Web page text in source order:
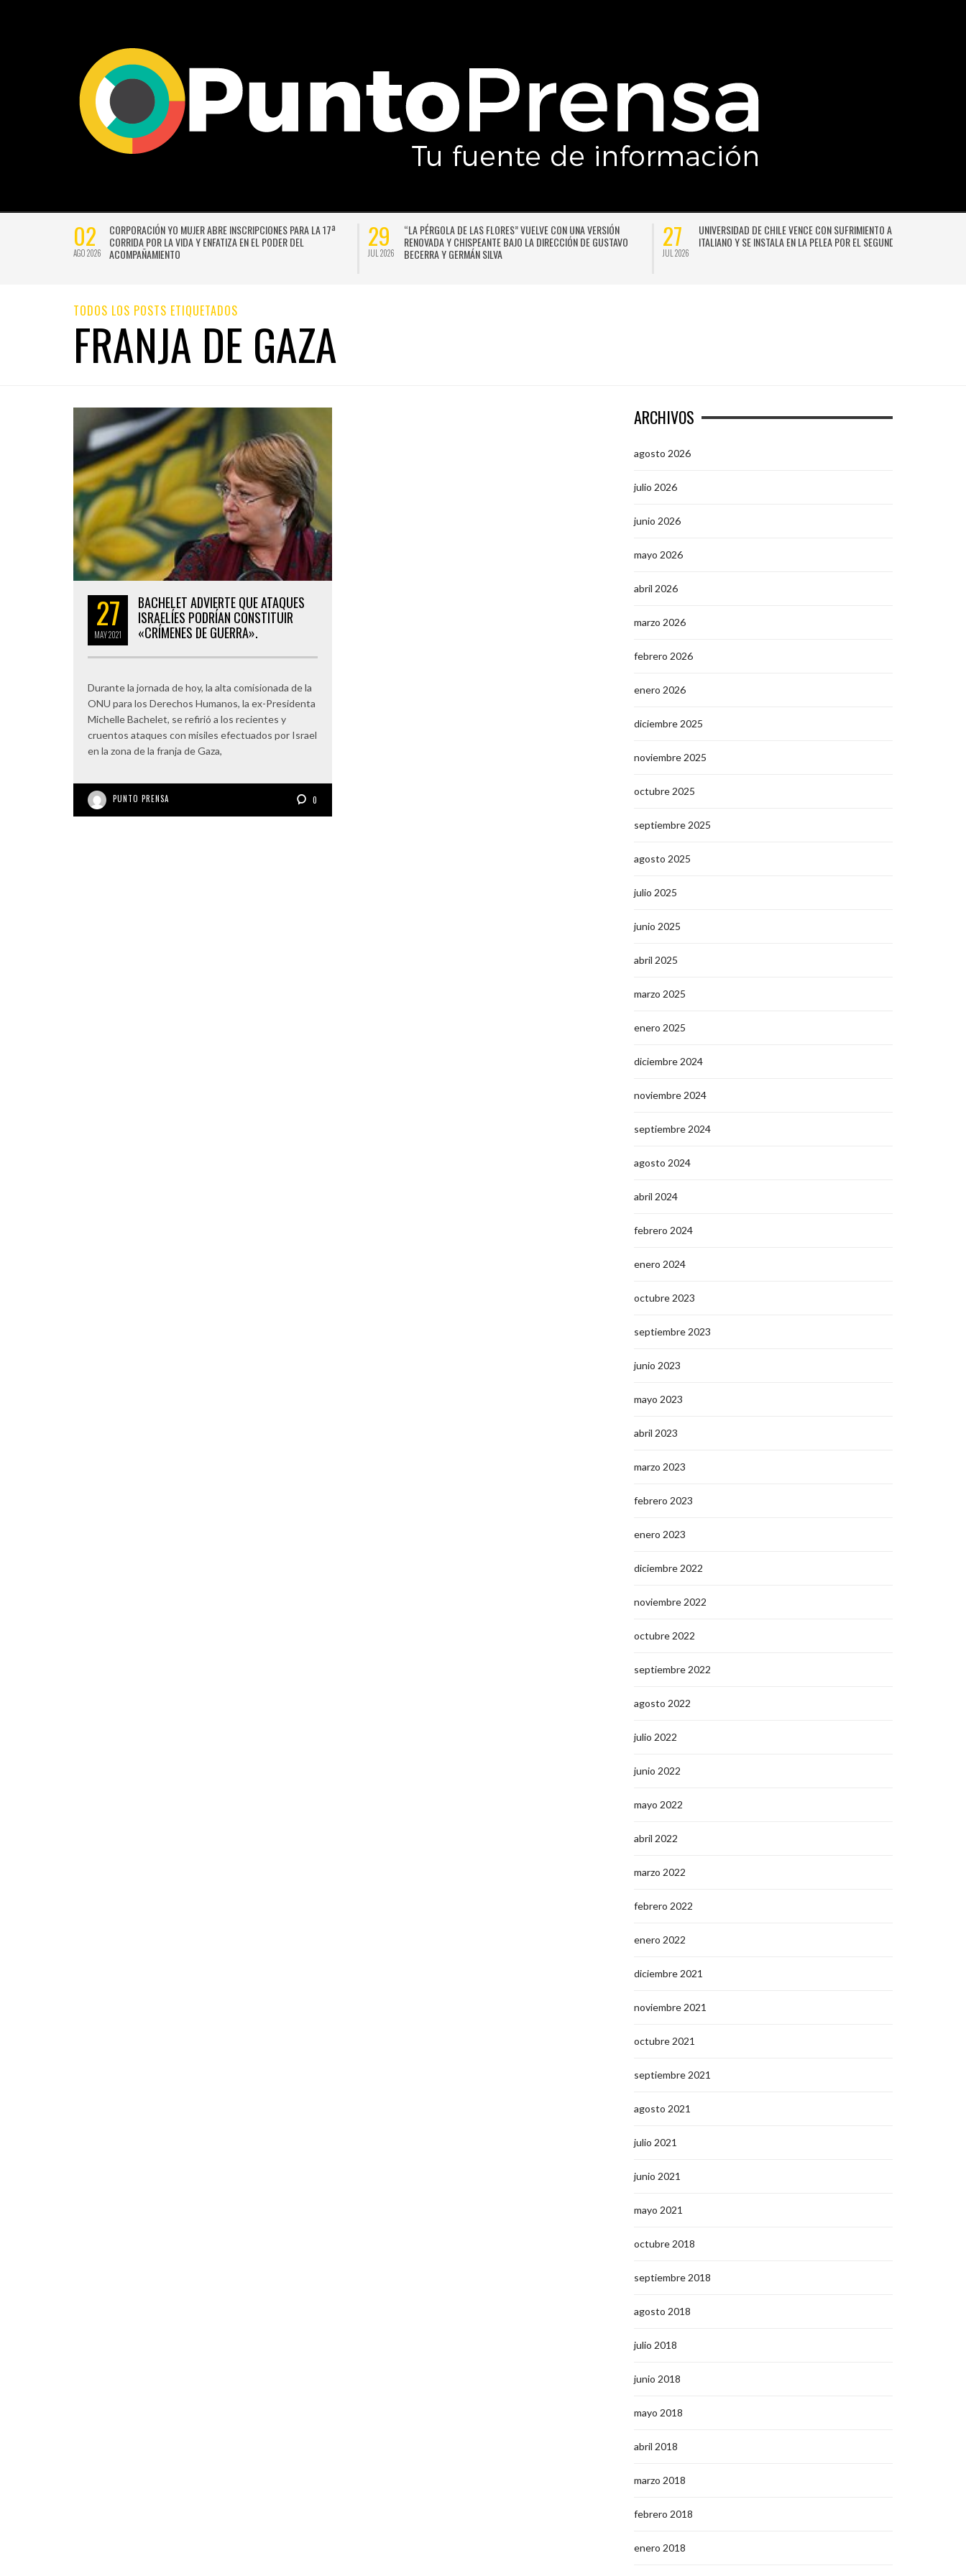
02
AGO 2026
CORPORACIÓN YO MUJER ABRE INSCRIPCIONES PARA LA 17ª
CORRIDA POR LA VIDA Y ENFATIZA EN EL PODER DEL
ACOMPAÑAMIENTO
29
JUL 2026
“LA PÉRGOLA DE LAS FLORES” VUELVE CON UNA VERSIÓN
RENOVADA Y CHISPEANTE BAJO LA DIRECCIÓN DE GUSTAVO
BECERRA Y GERMÁN SILVA
27
JUL 2026
UNIVERSIDAD DE CHILE VENCE CON SUFRIMIENTO A AUDAX
ITALIANO Y SE INSTALA EN LA PELEA POR EL SEGUNDO LUGAR
TODOS LOS POSTS ETIQUETADOS
FRANJA DE GAZA
27
MAY2021
BACHELET ADVIERTE QUE ATAQUES
ISRAELÍES PODRÍAN CONSTITUIR
«CRÍMENES DE GUERRA».
Durante la jornada de hoy, la alta comisionada de la
ONU para los Derechos Humanos, la ex-Presidenta
Michelle Bachelet, se refirió a los recientes y
cruentos ataques con misiles efectuados por Israel
en la zona de la franja de Gaza,
PUNTO PRENSA 0
ARCHIVOS
agosto 2026
julio 2026
junio 2026
mayo 2026
abril 2026
marzo 2026
febrero 2026
enero 2026
diciembre 2025
noviembre 2025
octubre 2025
septiembre 2025
agosto 2025
julio 2025
junio 2025
abril 2025
marzo 2025
enero 2025
diciembre 2024
noviembre 2024
septiembre 2024
agosto 2024
abril 2024
febrero 2024
enero 2024
octubre 2023
septiembre 2023
junio 2023
mayo 2023
abril 2023
marzo 2023
febrero 2023
enero 2023
diciembre 2022
noviembre 2022
octubre 2022
septiembre 2022
agosto 2022
julio 2022
junio 2022
mayo 2022
abril 2022
marzo 2022
febrero 2022
enero 2022
diciembre 2021
noviembre 2021
octubre 2021
septiembre 2021
agosto 2021
julio 2021
junio 2021
mayo 2021
octubre 2018
septiembre 2018
agosto 2018
julio 2018
junio 2018
mayo 2018
abril 2018
marzo 2018
febrero 2018
enero 2018